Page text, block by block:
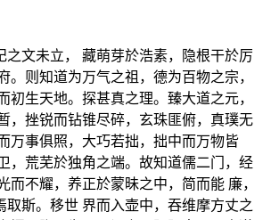
文未立， 藏萌芽於浩素，隐根干於厉
则知道为万气之祖，德为百物之宗，
生天地。探甚真之理。臻大道之元，
，挫锐而钻锥尽碎，玄珠匪俯，真璞无
万事俱照，大巧若拙，拙中而万物皆
，荒芜於独角之端。故知道儒二门，经
不耀，养正於蒙昧之中，简而能 廉，
斯。移世 界而入壶中，吞维摩方丈之